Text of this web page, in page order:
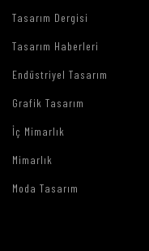
Tasarım Dergisi
Tasarım Haberleri
Endüstriyel Tasarım
Grafik Tasarım
İç Mimarlık
Mimarlık
Moda Tasarım